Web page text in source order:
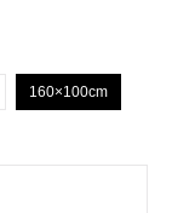
160×100cm